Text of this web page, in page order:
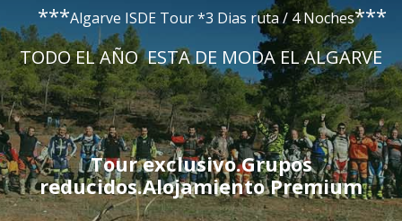
***Algarve ISDE Tour *3 Dias ruta / 4 Noches***
TODO EL AÑO ESTA DE MODA EL ALGARVE
Tour exclusivo.Grupos
reducidos.Alojamiento Premium